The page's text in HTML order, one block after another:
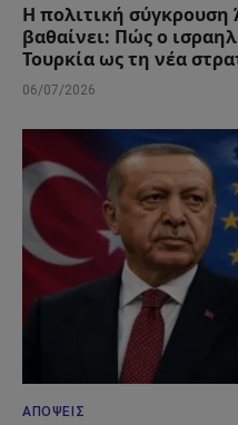
Η πολιτική σύγκρουση
βαθαίνει: Πώς ο
Τουρκία ως τη νέα
06/07/2026
ΑΠΌΨΕΙΣ